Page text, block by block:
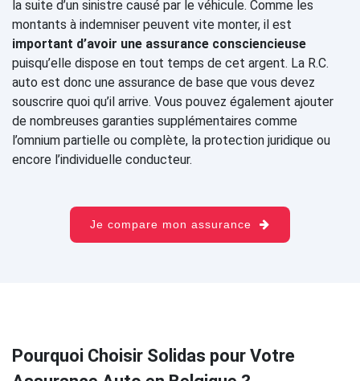
la suite d’un sinistre causé par le véhicule. Comme les
montants à indemniser peuvent vite monter, il est
important d’avoir une assurance consciencieuse
puisqu’elle dispose en tout temps de cet argent. La R.C.
auto est donc une assurance de base que vous devez
souscrire quoi qu’il arrive. Vous pouvez également ajouter
de nombreuses garanties supplémentaires comme
l’omnium partielle ou complète, la protection juridique ou
encore l’individuelle conducteur.
Je compare mon assurance
Pourquoi Choisir Solidas pour Votre